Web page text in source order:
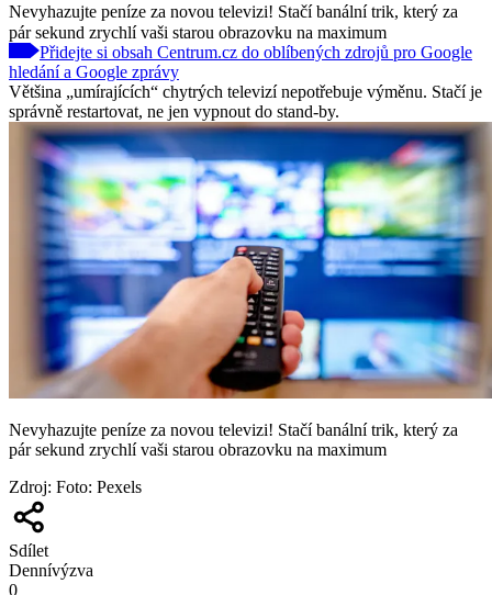
Nevyhazujte peníze za novou televizi! Stačí banální trik, který za
pár sekund zrychlí vaši starou obrazovku na maximum
Přidejte si obsah Centrum.cz do oblíbených zdrojů pro Google
hledání a Google zprávy
Většina „umírajících“ chytrých televizí nepotřebuje výměnu. Stačí je
správně restartovat, ne jen vypnout do stand-by.
Nevyhazujte peníze za novou televizi! Stačí banální trik, který za
pár sekund zrychlí vaši starou obrazovku na maximum
Zdroj: Foto: Pexels
Sdílet
Dennívýzva
0